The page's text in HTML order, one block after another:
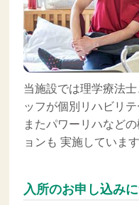
当施設では理学療法
ッフが個別リハビリ
またパワーリハなど
ョンも 実施しています
入所のお申し込み